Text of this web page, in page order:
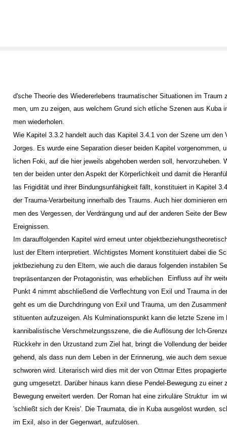
d'sche Theorie des Wiedererlebens traumatischer Situationen im Traum
men, um zu zeigen, aus welchem Grund sich etliche Szenen aus Kuba
men wiederholen.
Wie Kapitel 3.3.2 handelt auch das Kapitel 3.4.1 von der Szene um den
Jorges. Es wurde eine Separation dieser beiden Kapitel vorgenommen,
lichen Foki, auf die hier jeweils abgehoben werden soll, hervorzuheben.
ten der beiden unter den Aspekt der Körperlichkeit und damit die
las Frigidität und ihrer Bindungsunfähigkeit fällt, konstituiert in Kapitel
der Trauma-Verarbeitung innerhalb des Traums. Auch hier dominieren
men des Vergessen, der Verdrängung und auf der anderen Seite der
Ereignissen.
Im darauffolgenden Kapitel wird erneut unter
lust der Eltern interpretiert. Wichtigstes Moment konstituiert dabei die
jektbeziehung zu den Eltern, wie auch die daraus folgenden instabilen
trepräsentanzen der Protagonistin, was erheblichen
Einfluss auf ihr
Punkt 4 nimmt abschließend die Verflechtung von Exil und Trauma in
geht es um die Durchdringung von Exil und Trauma, um den
stituenten aufzuzeigen. Als Kulminationspunkt kann die letzte Szene im
kannibalistische Verschmelzungsszene, die die Auflösung der Ich-
Rückkehr in den Urzustand zum Ziel hat, bringt die Vollendung der
gehend, als dass nun dem Leben in der Erinnerung, wie auch dem
schworen wird. Literarisch wird dies mit der von Ottmar Ettes
gung umgesetzt. Darüber hinaus kann diese Pendel-Bewegung zu einer
Bewegung erweitert werden. Der Roman hat eine zirkuläre Struktur ­ im
'schließt sich der Kreis'. Die Traumata, die in Kuba ausgelöst wurden,
im Exil, also in der Gegenwart, aufzulösen.